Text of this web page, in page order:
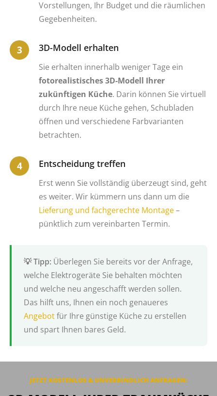
Vorstellungen, Ihr Budget und die räumlichen
Gegebenheiten.
3D-Modell erhalten
Sie erhalten innerhalb weniger Tage ein
fotorealistisches 3D-Modell Ihrer
zukünftigen Küche. Darin können Sie virtuell
durch Ihre neue Küche gehen, Schubladen
öffnen und verschiedene Farbvarianten
betrachten.
Entscheidung treffen
Erst wenn Sie vollständig überzeugt sind, geht
es weiter. Wir kümmern uns dann um die
Lieferung und fachgerechte Montage–
pünktlich zum vereinbarten Termin.
Überlegen Sie bereits vor der Anfrage,
welche Elektrogeräte Sie behalten möchten
und welche neu angeschafft werden sollen.
Das hilft uns, Ihnen ein noch genaueres
Angebotfür Ihre günstige Küche zu erstellen
und spart Ihnen bares Geld.
JETZT KOSTENLOS & UNVERBINDLICH ANFRAGEN: